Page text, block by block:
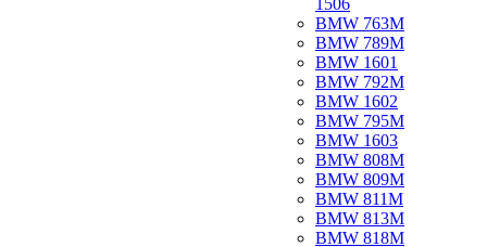
1506
BMW 763M
BMW 789M
BMW 1601
BMW 792M
BMW 1602
BMW 795M
BMW 1603
BMW 808M
BMW 809M
BMW 811M
BMW 813M
BMW 818M